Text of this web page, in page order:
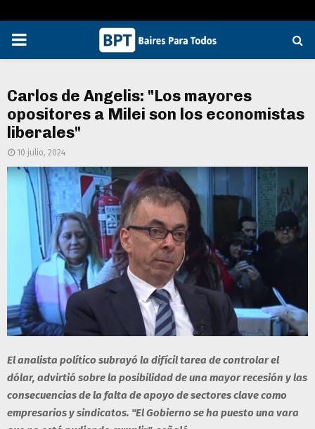
PRIMARY
Carlos de Angelis: "Los mayores
opositores a Milei son los economistas
liberales"
10 julio, 2024
El analista político subrayó la difícil tarea de controlar el
dólar, advirtió sobre la posibilidad de una mayor recesión y las
consecuencias de la falta de apoyo de sectores clave como
empresarios y sindicatos. "El Gobierno se ha puesto una vara